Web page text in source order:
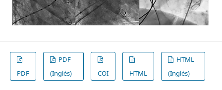
PDF
PDF
(Inglés)
COI HTML
HTML
(Inglés)